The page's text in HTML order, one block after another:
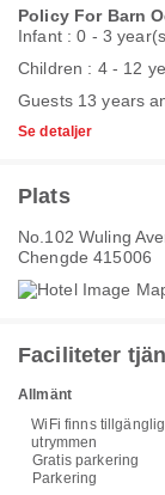
Policy For Barn
Infant : 0 - 3
Children : 4 - 12
Guests 13 years
Se detaljer
Plats
No.102 Wuling
Chengde 415006
Faciliteter
Allmänt
WiFi finns
utrymmen
Gratis parkering
Parkering